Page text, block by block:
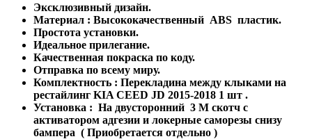
795₽
–
5
566₽
Эксклюзивный дизайн.
Материал : Высококачественный ABS пластик.
Простота установки.
Идеальное прилегание.
Качественная покраска по коду.
Отправка по всему миру.
Комплектность : Перекладина между клыками на
рестайлинг KIA CEED JD 2015-2018 1 шт .
Установка : На двусторонний 3 М скотч с
активатором адгезии и локерные саморезы снизу
бампера ( Приобретается отдельно )